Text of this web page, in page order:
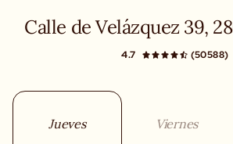
Calle de Velázquez 39,
4.7 (50588)
Jueves
Viernes